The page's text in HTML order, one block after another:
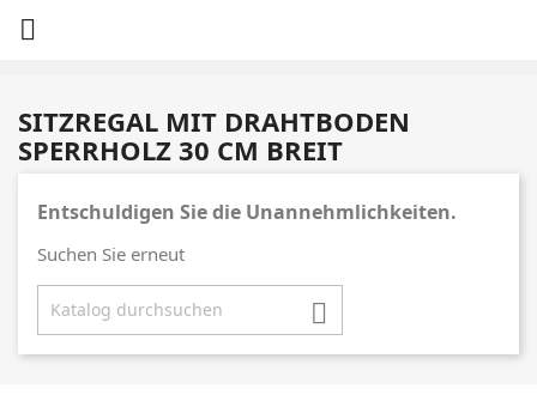

SITZREGAL MIT DRAHTBODEN
SPERRHOLZ 30 CM BREIT
Entschuldigen Sie die Unannehmlichkeiten.
Suchen Sie erneut
